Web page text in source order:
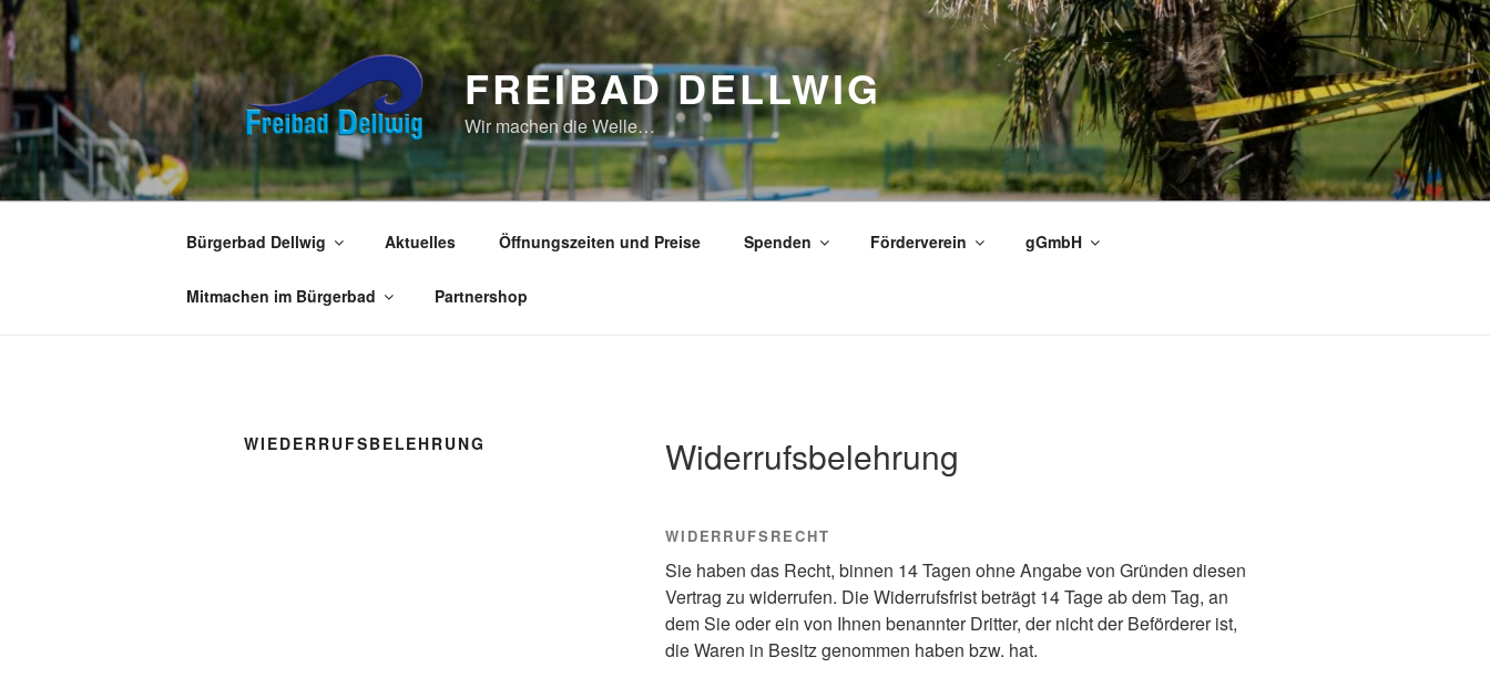
Zum
Inhalt
springen
FREIBAD DELLWIG
Wir machen die Welle…
Bürgerbad Dellwig Aktuelles Öffnungszeiten und Preise Spenden Förderverein gGmbH
Mitmachen im Bürgerbad Partnershop
WIEDERRUFSBELEHRUNG Widerrufsbelehrung
WIDERRUFSRECHT
Sie haben das Recht, binnen 14 Tagen ohne Angabe von Gründen diesen
Vertrag zu widerrufen. Die Widerrufsfrist beträgt 14 Tage ab dem Tag, an
dem Sie oder ein von Ihnen benannter Dritter, der nicht der Beförderer ist,
die Waren in Besitz genommen haben bzw. hat.